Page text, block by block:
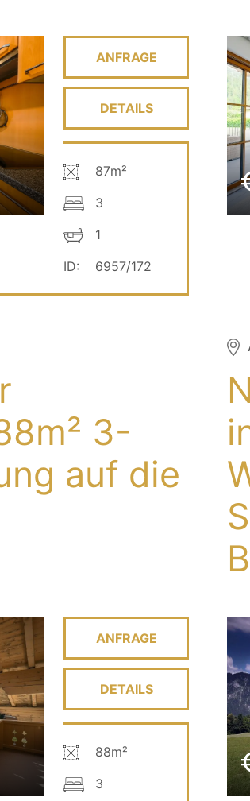
ANFRAGE
DETAILS
87m²
3
1
ID:
6957/172
3-
auf die
ANFRAGE
DETAILS
88m²
3